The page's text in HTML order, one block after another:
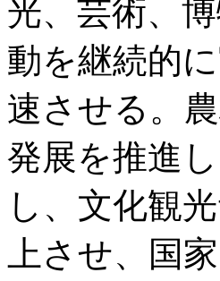
光、芸術、
動を継続的
速させる。
発展を推進
し、文化観
上させ、国